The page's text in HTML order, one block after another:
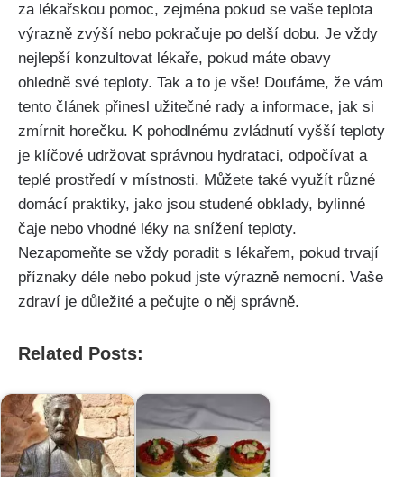
za lékařskou pomoc, zejména pokud se vaše teplota
výrazně zvýší nebo pokračuje po delší dobu. Je vždy
nejlepší konzultovat lékaře, pokud‌ máte obavy
ohledně své ‍teploty. Tak a to je vše!‍ Doufáme, že vám
tento článek přinesl užitečné rady a informace,⁢ jak si
zmírnit⁤ horečku. K pohodlnému zvládnutí vyšší⁣ teploty
je klíčové ⁤udržovat správnou hydrataci, odpočívat ‌a
teplé prostředí v místnosti. Můžete⁢ také využít různé
domácí praktiky, jako jsou studené obklady, bylinné
čaje nebo vhodné léky na snížení teploty.
Nezapomeňte se⁣ vždy poradit s lékařem, pokud trvají
příznaky déle nebo pokud jste výrazně ⁤nemocní.‌ Vaše
zdraví je důležité a ‌pečujte o něj správně.
Related Posts: